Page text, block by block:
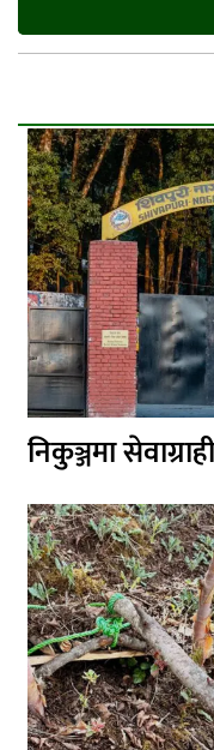
निकुञ्जमा